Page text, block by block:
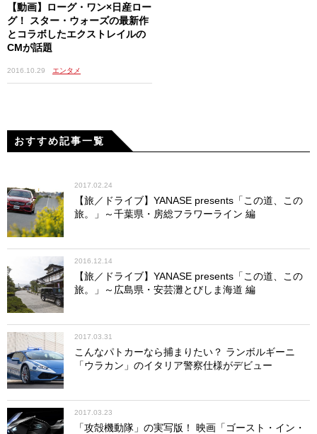
【動画】ローグ・ワン×日産ロー
グ！ スター・ウォーズの最新作
とコラボしたエクストレイルの
CMが話題
2016.10.29 エンタメ
おすすめ記事一覧
2017.02.24
【旅／ドライブ】YANASE presents「この道、この
旅。」～千葉県・房総フラワーライン 編
2016.12.14
【旅／ドライブ】YANASE presents「この道、この
旅。」～広島県・安芸灘とびしま海道 編
2017.03.31
こんなパトカーなら捕まりたい？ ランボルギーニ
「ウラカン」のイタリア警察仕様がデビュー
2017.03.23
「攻殻機動隊」の実写版！ 映画「ゴースト・イン・